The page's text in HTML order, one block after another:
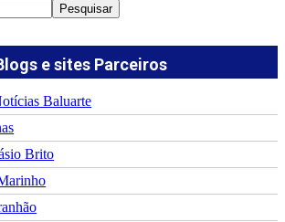
Pesquisar
e sites Parceiros
Baluarte
Brito